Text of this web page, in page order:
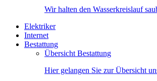
Wir halten den Wasserkreislauf
Elektriker
Internet
Bestattung
Übersicht Bestattung
Hier gelangen Sie zur Übersicht